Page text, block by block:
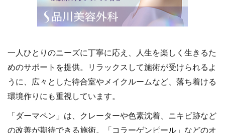
一人ひとりのニーズに丁寧に応え、人生を楽しく生きるた
めのサポートを提供。リラックスして施術が受けられるよ
うに、広々とした待合室やメイクルームなど、落ち着ける
環境作りにも重視しています。
「ダーマペン」は、クレーターや色素沈着、ニキビ跡など
の改善が期待できる施術。「コラーゲンピール」などのオ